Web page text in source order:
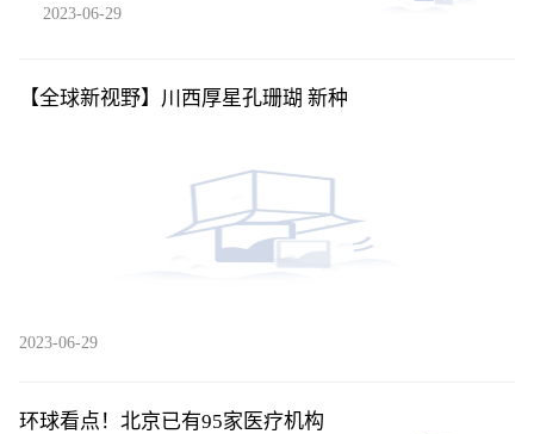
2023-06-29
【全球新视野】川西厚星孔珊瑚 新种
2023-06-29
环球看点！北京已有95家医疗机构